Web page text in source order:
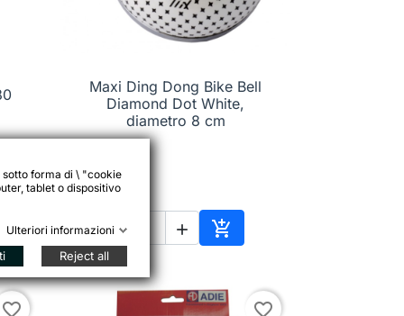
al carrello
 Anteprima
Maxi Ding Dong Bike Bell
Diamond Dot White,
diametro 8 cm
15,90 €
  
Aggiungi al carrello
favorite_border favorite_border
sotto forma di \ "cookie
tablet o dispositivo
Ulteriori informazioni
Reject all